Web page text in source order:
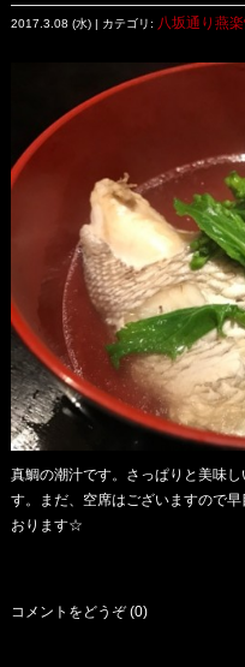
2017.3.08 (水) | カテゴリ: 八坂通り燕
真鯛の潮汁です。さっぱりと美味
す。まだ、空席はございますので
おります☆
コメントをどうぞ (0)